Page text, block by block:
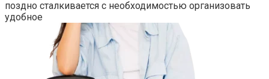
поздно сталкивается с необходимостью организовать
удобное